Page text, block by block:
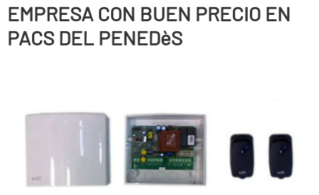
EMPRESA CON BUEN PRECIO EN
PACS DEL PENEDèS